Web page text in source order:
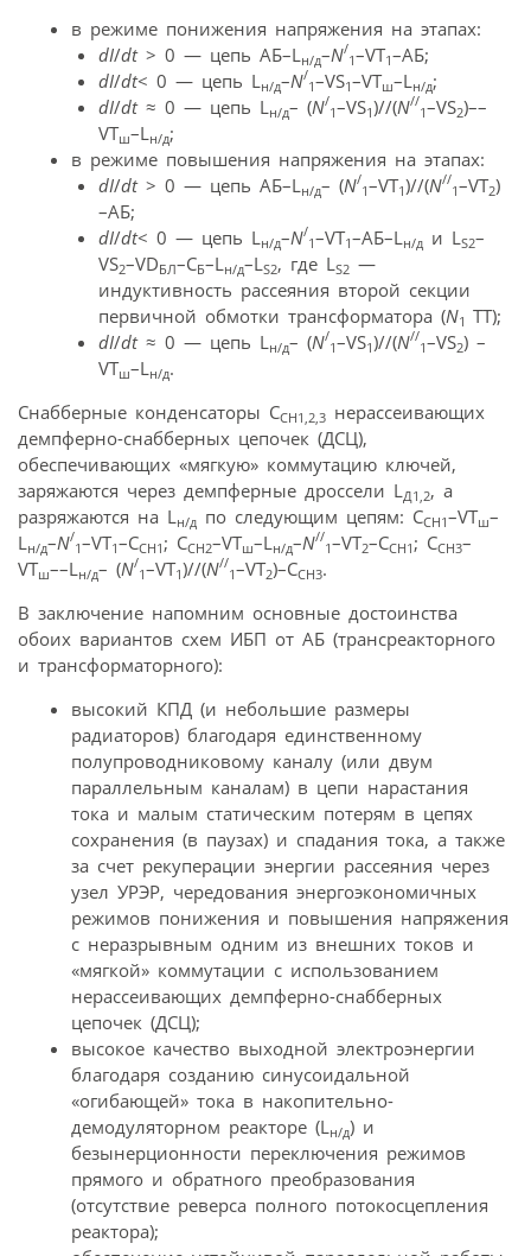
в режиме понижения напряжения на этапах:
dI/dt> 0 — цепь АБ–L н/д–N/
1–VT1–АБ;
dI/dt< 0 — цепь L н/д–N/
1–VS1–VTш–L н/д;
dI/dt≈ 0 — цепь L н/д– (N/
1–VS1)//(N//
1–VS2)––
VTш–L н/д;
в режиме повышения напряжения на этапах:
dI/dt> 0 — цепь АБ–L н/д– (N/
1–VT1)//(N//
1–VT2)
–АБ;
dI/dt< 0 — цепь L н/д–N/
1–VT1–АБ–L н/ди L S2–
VS2–VDБЛ–СБ–L н/д–L S2, где L S2—
индуктивность рассеяния второй секции
первичной обмотки трансформатора (N1 ТТ);
dI/dt≈ 0 — цепь L н/д– (N/
1–VS1)//(N//
1–VS2) –
VTш–L н/д.
Снабберные конденсаторы ССН1,2,3 нерассеивающих
демпферно-снабберных цепочек (ДСЦ),
обеспечивающих «мягкую» коммутацию ключей,
заряжаются через демпферные дроссели L Д1,2, а
разряжаются на L н/д по следующим цепям: ССН1–VTш–
L н/д–N/
1–VT1–ССН1 ; ССН2–VTш–L н/д–N//
1–VT2–ССН1 ; ССН3–
VTш––L н/д– (N/
1–VT1)//(N//
1–VT2)–ССН3.
В заключение напомним основные достоинства
обоих вариантов схем ИБП от АБ (трансреакторного
и трансформаторного):
высокий КПД (и небольшие размеры
радиаторов) благодаря единственному
полупроводниковому каналу (или двум
параллельным каналам) в цепи нарастания
тока и малым статическим потерям в цепях
сохранения (в паузах) и спадания тока, а также
за счет рекуперации энергии рассеяния через
узел УРЭР, чередования энергоэкономичных
режимов понижения и повышения напряжения
с неразрывным одним из внешних токов и
«мягкой» коммутации с использованием
нерассеивающих демпферно-снабберных
цепочек (ДСЦ);
высокое качество выходной электроэнергии
благодаря созданию синусоидальной
«огибающей» тока в накопительно-
демодуляторном реакторе (L н/д) и
безынерционности переключения режимов
прямого и обратного преобразования
(отсутствие реверса полного потокосцепления
реактора);